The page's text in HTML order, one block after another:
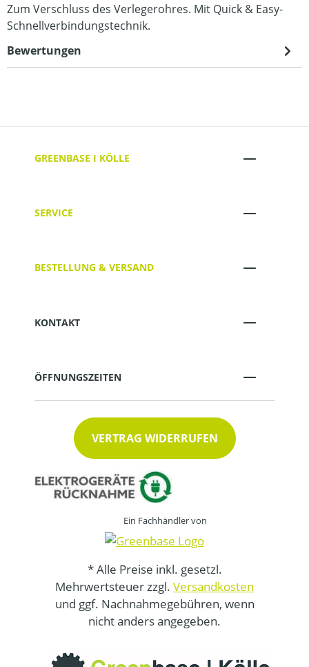
Zum Verschluss des Verlegerohres. Mit Quick & Easy-
Schnellverbindungstechnik.
Bewertungen
GREENBASE I KÖLLE
SERVICE
BESTELLUNG & VERSAND
KONTAKT
ÖFFNUNGSZEITEN
VERTRAG WIDERRUFEN
Ein Fachhändler von
* Alle Preise inkl. gesetzl.
Mehrwertsteuer zzgl. Versandkosten
und ggf. Nachnahmegebühren, wenn
nicht anders angegeben.